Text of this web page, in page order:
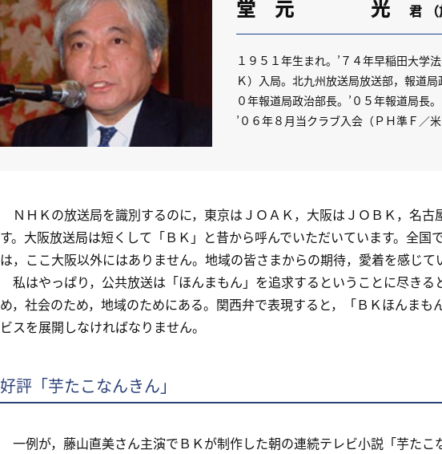
堂 元 光 君
１９５１年生まれ。’７４年早稲田大学
Ｋ）入局。北九州放送局放送部，報道
０年報道局政治部長。’０５年報道局長。
’０６年８月当クラブ入会（ＰＨ準Ｆ／米
ＮＨＫの放送局を識別するのに，東京はＪＯＡＫ，大阪はＪＯＢＫ，名
す。大阪放送局は短くして「ＢＫ」と昔から呼んでいただいています。全国
は，ここ大阪以外にはありません。地域の皆さまからの期待，愛着を感じて
私はやっぱり，公共放送は「ほんまもん」を追求するということに尽きる
め，社会のため，地域のためにある。関西弁で表現すると，「ＢＫほんまも
ビスを展開しなければなりません。
好評「芋たこなんきん」
一例が，藤山直美さん主演でＢＫが制作した朝の連続テレビ小説「芋たこ